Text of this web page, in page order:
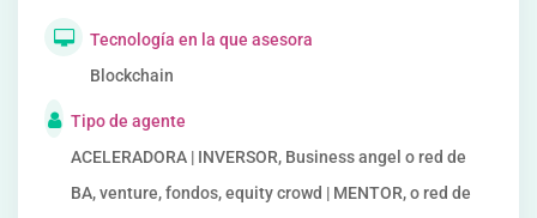
Tecnología en la que asesora
Blockchain
Tipo de agente
ACELERADORA | INVERSOR, Business angel o red de
BA, venture, fondos, equity crowd | MENTOR, o red de